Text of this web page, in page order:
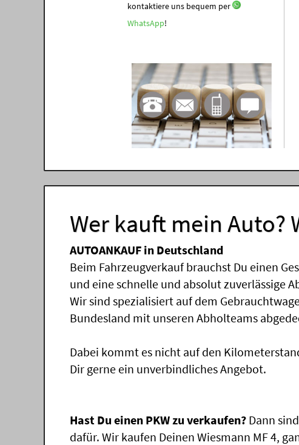
kontaktiere uns bequem per
WhatsApp!
Wer kauft mein Auto?
AUTOANKAUF in Deutschland
Beim Fahrzeugverkauf brauchst Du einen
und eine schnelle und absolut zuverlässige
Wir sind spezialisiert auf dem
Bundesland mit unseren Abholteams
Dabei kommt es nicht auf den
Dir gerne ein unverbindliches Angebot.
Hast Du einen PKW zu verkaufen? Dann
dafür. Wir kaufen Deinen Wiesmann MF 4,